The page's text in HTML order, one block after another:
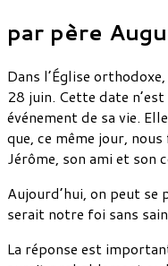
par père
Dans l’Église
28 juin. Cette date
événement de sa vie.
que, ce même jour,
Jérôme, son ami et son
Aujourd’hui, on peut se
serait notre foi sans
La réponse est